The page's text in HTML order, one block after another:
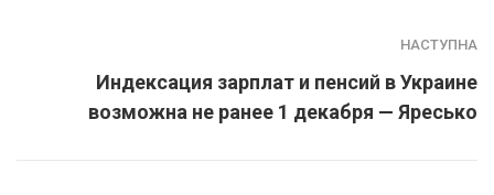
НАСТУПНА
Индексация зарплат и пенсий в Украине
возможна не ранее 1 декабря — Яресько